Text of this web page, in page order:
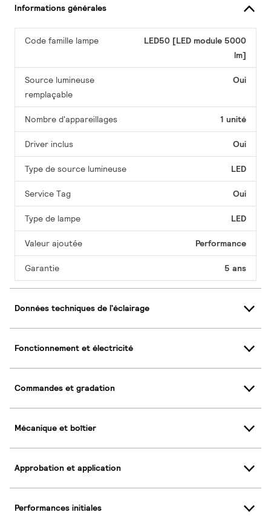
Informations générales
Code famille lampe
LED50 [LED module 5000
lm]
Source lumineuse
remplaçable
Oui
Nombre d'appareillages 1 unité
Driver inclus Oui
Type de source lumineuse LED
Service Tag Oui
Type de lampe LED
Valeur ajoutée Performance
Garantie 5 ans
Données techniques de l'éclairage
Fonctionnement et électricité
Commandes et gradation
Mécanique et boîtier
Approbation et application
Performances initiales